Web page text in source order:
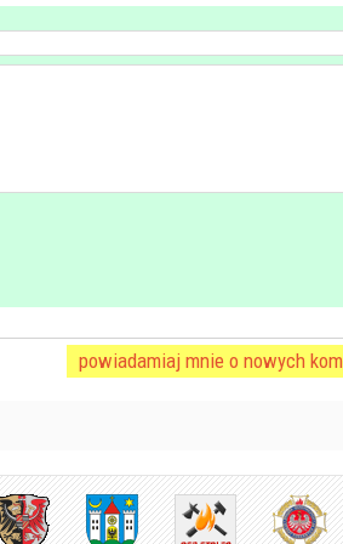
powiadamiaj mnie o nowych